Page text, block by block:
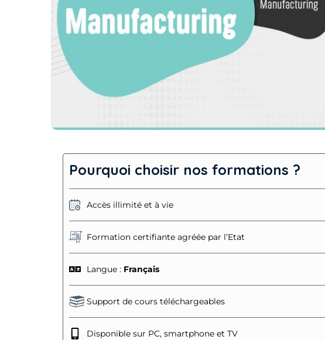
Pourquoi choisir nos formations ?
Accès illimité et à vie
Formation certifiante agréée par l’Etat
Langue : Français
Support de cours téléchargeables
Disponible sur PC, smartphone et TV